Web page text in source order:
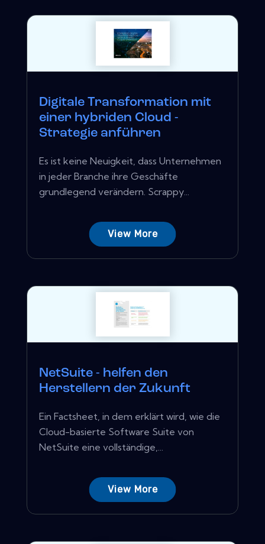
Digitale Transformation mit
einer hybriden Cloud -
Strategie anführen
Es ist keine Neuigkeit, dass Unternehmen
in jeder Branche ihre Geschäfte
grundlegend verändern. Scrappy...
View More
NetSuite - helfen den
Herstellern der Zukunft
Ein Factsheet, in dem erklärt wird, wie die
Cloud-basierte Software Suite von
NetSuite eine vollständige,...
View More